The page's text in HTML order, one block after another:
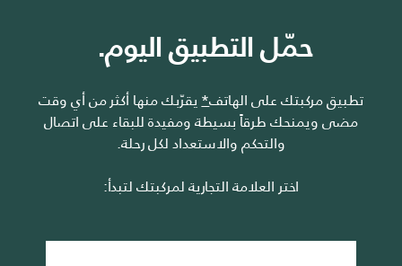
حمّل التطبيق اليوم.
تطبيق مركبتك على الهاتف*يقرّبك منها أكثر من أي وقت
مضى ويمنحك طرقاً بسيطة ومفيدة للبقاء على اتصال
والتحكم والاستعداد لكل رحلة.
اختر العلامة التجارية لمركبتك لتبدأ: